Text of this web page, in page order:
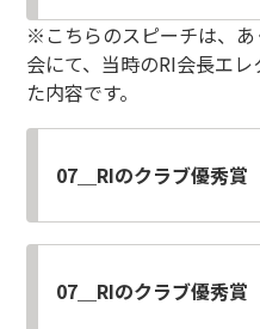
※こちらのスピーチは、
会にて、当時のRI会長エ
た内容です。
07＿RIのクラブ優秀賞
07＿RIのクラブ優秀賞